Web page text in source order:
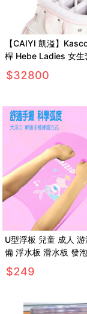
【CAIYI 凱溢】
桿 Hebe Ladies 女生
木,#U5鐵木,+#7-
$32800
U型浮板 兒童 成人
備 浮水板 滑水板 發
【SV61323】
$249